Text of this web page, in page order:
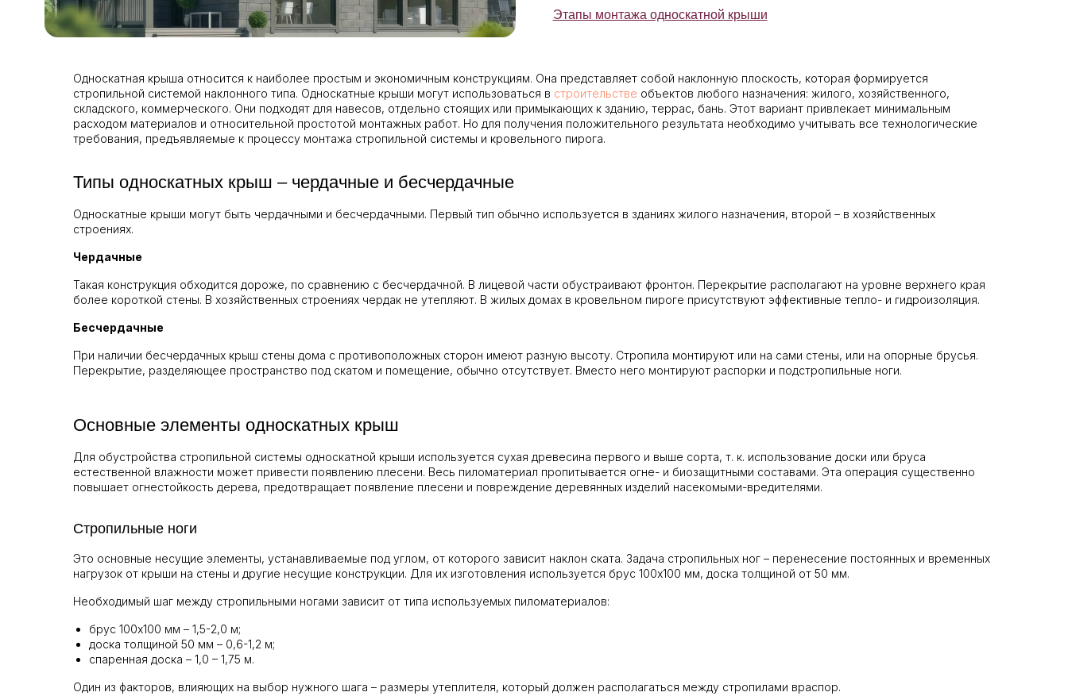
Односкатная крыша относится к наиболее простым и экономичным конструкциям. Она представляет собой наклонную плоскость, которая формируется
стропильной системой наклонного типа. Односкатные крыши могут использоваться в строительстве объектов любого назначения: жилого, хозяйственного,
складского, коммерческого. Они подходят для навесов, отдельно стоящих или примыкающих к зданию, террас, бань. Этот вариант привлекает минимальным
расходом материалов и относительной простотой монтажных работ. Но для получения положительного результата необходимо учитывать все технологические
требования, предъявляемые к процессу монтажа стропильной системы и кровельного пирога.
Типы односкатных крыш – чердачные и бесчердачные
Односкатные крыши могут быть чердачными и бесчердачными. Первый тип обычно используется в зданиях жилого назначения, второй – в хозяйственных
строениях.
Чердачные
Такая конструкция обходится дороже, по сравнению с бесчердачной. В лицевой части обустраивают фронтон. Перекрытие располагают на уровне верхнего края
более короткой стены. В хозяйственных строениях чердак не утепляют. В жилых домах в кровельном пироге присутствуют эффективные тепло- и гидроизоляция.
Бесчердачные
При наличии бесчердачных крыш стены дома с противоположных сторон имеют разную высоту. Стропила монтируют или на сами стены, или на опорные брусья.
Перекрытие, разделяющее пространство под скатом и помещение, обычно отсутствует. Вместо него монтируют распорки и подстропильные ноги.
Основные элементы односкатных крыш
Для обустройства стропильной системы односкатной крыши используется сухая древесина первого и выше сорта, т. к. использование доски или бруса
естественной влажности может привести появлению плесени. Весь пиломатериал пропитывается огне- и биозащитными составами. Эта операция существенно
повышает огнестойкость дерева, предотвращает появление плесени и повреждение деревянных изделий насекомыми-вредителями.
Стропильные ноги
Это основные несущие элементы, устанавливаемые под углом, от которого зависит наклон ската. Задача стропильных ног – перенесение постоянных и временных
нагрузок от крыши на стены и другие несущие конструкции. Для их изготовления используется брус 100х100 мм, доска толщиной от 50 мм.
Необходимый шаг между стропильными ногами зависит от типа используемых пиломатериалов:
брус 100х100 мм – 1,5-2,0 м;
доска толщиной 50 мм – 0,6-1,2 м;
спаренная доска – 1,0 – 1,75 м.
Один из факторов, влияющих на выбор нужного шага – размеры утеплителя, который должен располагаться между стропилами враспор.